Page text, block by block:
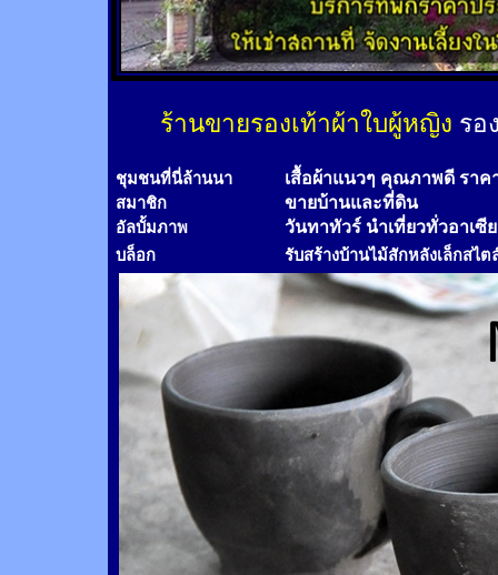
ร้านขายรองเท้าผ้าใบผู้หญิง รอ
ชุมชนที่นี่ล้านนา เสื้อผ้าแนวๆ คุณภาพดี ราค
สมาชิก ขายบ้านและที่ดิน
อัลบั้มภาพ วันทาทัวร์ นำเที่ยวทั่วอาเซี
บล็อก รับสร้างบ้านไม้สักหลังเล็กสไต